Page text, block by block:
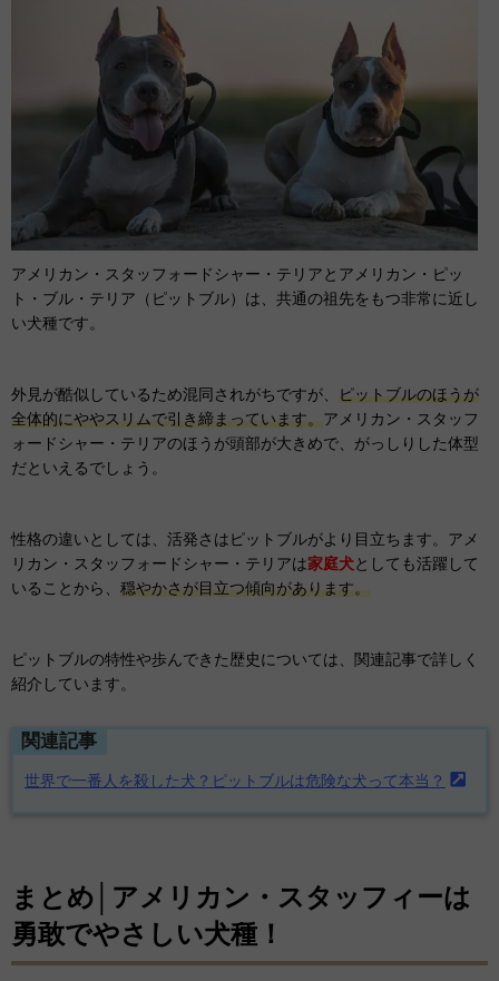
アメリカン・スタッフォードシャー・テリアとアメリカン・ピッ
ト・ブル・テリア（ピットブル）は、共通の祖先をもつ非常に近し
い犬種です。
外見が酷似しているため混同されがちですが、 ピットブルのほうが
全体的にややスリムで引き締まっています。アメリカン・スタッフ
ォードシャー・テリアのほうが頭部が大きめで、がっしりした体型
だといえるでしょう。
性格の違いとしては、活発さはピットブルがより目立ちます。アメ
リカン・スタッフォードシャー・テリアは家庭犬としても活躍して
いることから、 穏やかさが目立つ傾向があります。
ピットブルの特性や歩んできた歴史については、関連記事で詳しく
紹介しています。
関連記事
世界で一番人を殺した犬？ピットブルは危険な犬って本当？
まとめ│アメリカン・スタッフィーは
勇敢でやさしい犬種！